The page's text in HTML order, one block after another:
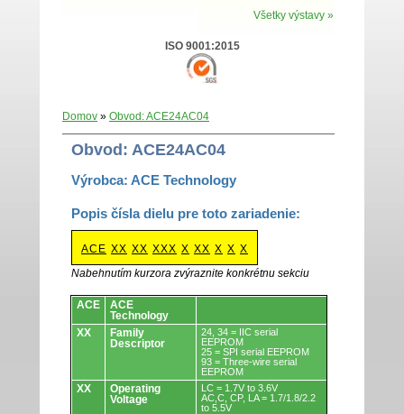
Všetky výstavy »
ISO 9001:2015
Domov » Obvod: ACE24AC04
Obvod: ACE24AC04
Výrobca: ACE Technology
Popis čísla dielu pre toto zariadenie:
ACE XX XX XXX X XX X X X
Nabehnutím kurzora zvýraznite konkrétnu sekciu
Obvody.
ACE
ACE
Technology
XX
Family
Descriptor
24, 34 = IIC serial
EEPROM
25 = SPI serial EEPROM
93 = Three-wire serial
EEPROM
XX
Operating
Voltage
LC = 1.7V to 3.6V
AC,C, CP, LA = 1.7/1.8/2.2
to 5.5V